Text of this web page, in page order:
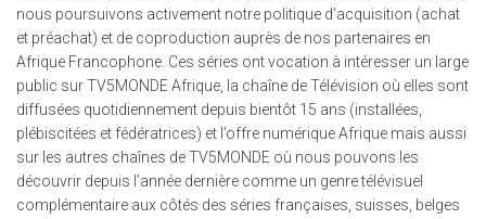
nous poursuivons activement notre politique d’acquisition (achat
et préachat) et de coproduction auprès de nos partenaires en
Afrique Francophone. Ces séries ont vocation à intéresser un large
public sur TV5MONDE Afrique, la chaîne de Télévision où elles sont
diffusées quotidiennement depuis bientôt 15 ans (installées,
plébiscitées et fédératrices) et l’offre numérique Afrique mais aussi
sur les autres chaînes de TV5MONDE où nous pouvons les
découvrir depuis l’année dernière comme un genre télévisuel
complémentaire aux côtés des séries françaises, suisses, belges